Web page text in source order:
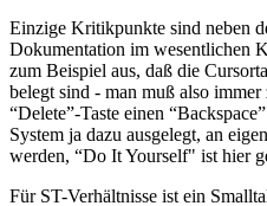
Einzige Kritikpunkte sind neben
Dokumentation im wesentlichen
zum Beispiel aus, daß die
belegt sind - man muß also
“Delete”-Taste einen
System ja dazu ausgelegt, an
werden, “Do It Yourself" ist hier
Für ST-Verhältnisse ist ein